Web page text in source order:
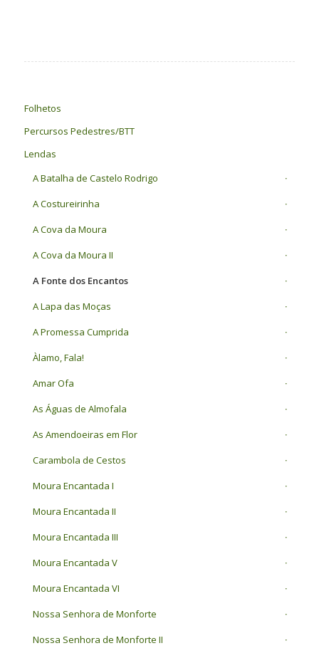
Folhetos
Percursos Pedestres/BTT
Lendas
A Batalha de Castelo Rodrigo
A Costureirinha
A Cova da Moura
A Cova da Moura II
A Fonte dos Encantos
A Lapa das Moças
A Promessa Cumprida
Àlamo, Fala!
Amar Ofa
As Águas de Almofala
As Amendoeiras em Flor
Carambola de Cestos
Moura Encantada I
Moura Encantada II
Moura Encantada III
Moura Encantada V
Moura Encantada VI
Nossa Senhora de Monforte
Nossa Senhora de Monforte II